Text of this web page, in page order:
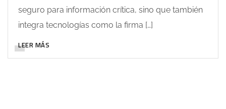
seguro para información crítica, sino que también
integra tecnologías como la firma […]
LEER MÁS